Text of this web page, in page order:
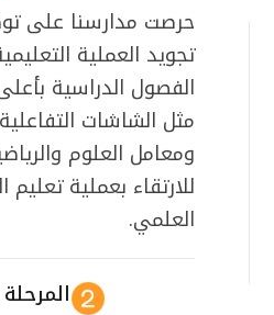
حرصت مدارسنا على
تجويد العملية
الفصول الدراسية
مثل الشاشات
ومعامل العلوم
للارتقاء بعملية
العلمي.